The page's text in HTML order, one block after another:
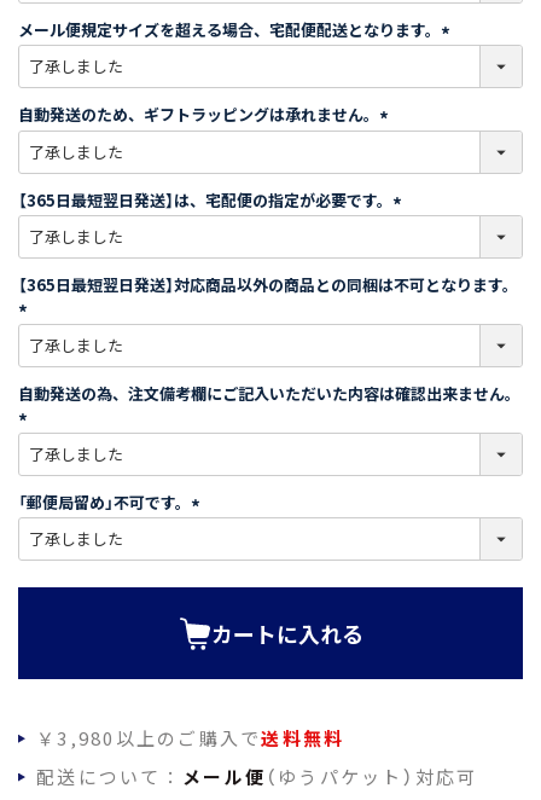
)
メール便規定サイズを超える場合、宅配便配送となります。
必
)
自動発送のため、ギフトラッピングは承れません。
必
)
【365日最短翌日発送】は、宅配便の指定が必要です。
必
須
【365日最短翌日発送】対応商品以外の商品との同梱は不可となります。
必
須
)
自動発送の為、注文備考欄にご記入いただいた内容は確認出来ません。
必
須
)
「郵便局留め」不可です。
必
カートに入れる
￥3,980以上のご購入で送料無料
配送について： メール便 （ゆうパケット）対応可